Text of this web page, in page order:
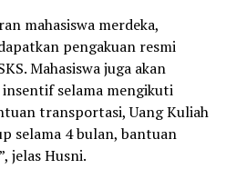
mahasiswa merdeka,
pengakuan resmi
Mahasiswa juga akan
selama mengikuti
transportasi, Uang Kuliah
selama 4 bulan, bantuan
jelas Husni.